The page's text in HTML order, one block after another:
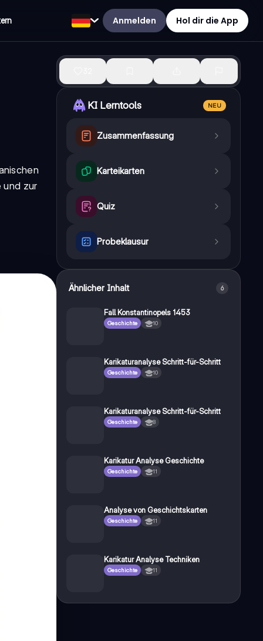
Anmelden Hol dir die App
und zur
KI Lerntools NEU
Zusammenfassung
Karteikarten
Quiz
Probeklausur
Ähnlicher Inhalt 6
Fall Konstantinopels 1453
Geschichte 10
Karikaturanalyse Schritt-für-Schritt
Geschichte 10
Karikaturanalyse Schritt-für-Schritt
Geschichte 8
Karikatur Analyse Geschichte
Geschichte 11
Analyse von Geschichtskarten
Geschichte 11
Karikatur Analyse Techniken
Geschichte 11